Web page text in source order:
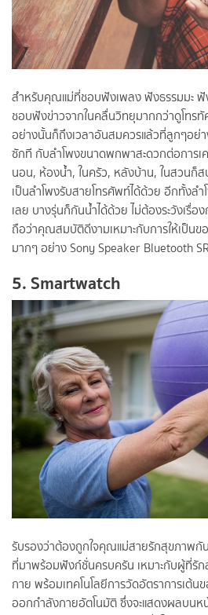
สำหรับคุณแม่ที่ชอบฟังเพลง ฟังธรรมมะ
ชอบฟังข่าวจากในคลื่นวิทยุมากกว่าดูโท
อย่างนั้นก็ถึงเวลาอันสมควรแล้วที่ลูกๆอย่า
ซักที กับลำโพงขนาดพกพาสะดวกต่อการเ
นอน, ห้องน้ำ, ในครัว, หลังบ้าน, ในสวนก็ส
เป็นลำโพงรับสายโทรศัพท์ได้ด้วย อีกทั้งล
เลย บางรุ่นก็กันน้ำได้ด้วย ไม่ต้องระวังเรื่อ
ถือว่าคุณสมบัติดีงามเหมาะกับการให้เป็
มากๆ อย่าง Sony Speaker Bluetooth
5. Smartwatch
รับรองว่าต้องถูกใจคุณแม่สายรักสุขภาพ
ที่มาพร้อมฟังก์ชั่นครบครัน เหมาะกับผู้ที่รั
กาย พร้อมเทคโนโลยีการวัดอัตราการเต้น
ออกกำลังกายอัตโนมัติ ซึ่งจะแสดงผลบน